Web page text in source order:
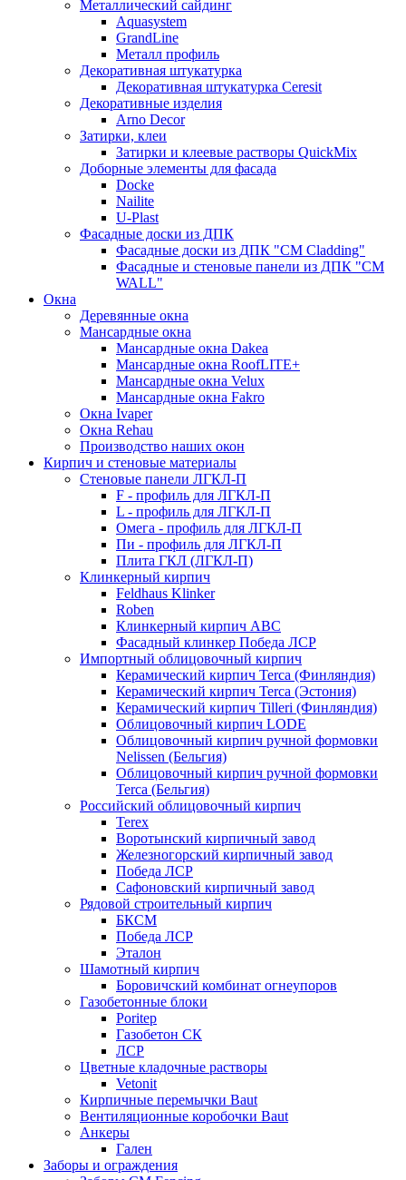
Металлический сайдинг
Aquasystem
GrandLine
Металл профиль
Декоративная штукатурка
Декоративная штукатурка Ceresit
Декоративные изделия
Arno Decor
Затирки, клеи
Затирки и клеевые растворы QuickMix
Доборные элементы для фасада
Docke
Nailite
U-Plast
Фасадные доски из ДПК
Фасадные доски из ДПК "CM Cladding"
Фасадные и стеновые панели из ДПК "CM
WALL"
Окна
Деревянные окна
Мансардные окна
Мансардные окна Dakea
Мансардные окна RoofLITE+
Мансардные окна Velux
Мансардные окна Fakro
Окна Ivaper
Окна Rehau
Производство наших окон
Кирпич и стеновые материалы
Стеновые панели ЛГКЛ-П
F - профиль для ЛГКЛ-П
L - профиль для ЛГКЛ-П
Омега - профиль для ЛГКЛ-П
Пи - профиль для ЛГКЛ-П
Плита ГКЛ (ЛГКЛ-П)
Клинкерный кирпич
Feldhaus Klinker
Roben
Клинкерный кирпич ABC
Фасадный клинкер Победа ЛСР
Импортный облицовочный кирпич
Керамический кирпич Terca (Финляндия)
Керамический кирпич Terca (Эстония)
Керамический кирпич Tilleri (Финляндия)
Облицовочный кирпич LODE
Облицовочный кирпич ручной формовки
Nelissen (Бельгия)
Облицовочный кирпич ручной формовки
Terca (Бельгия)
Российский облицовочный кирпич
Terex
Воротынский кирпичный завод
Железногорский кирпичный завод
Победа ЛСР
Сафоновский кирпичный завод
Рядовой строительный кирпич
БКСМ
Победа ЛСР
Эталон
Шамотный кирпич
Боровичский комбинат огнеупоров
Газобетонные блоки
Poritep
Газобетон СК
ЛСР
Цветные кладочные растворы
Vetonit
Кирпичные перемычки Baut
Вентиляционные коробочки Baut
Анкеры
Гален
Заборы и ограждения